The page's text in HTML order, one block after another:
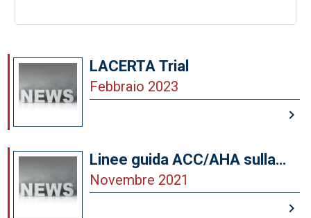
LACERTA Trial
Febbraio 2023
keyboard_arrow_right
Linee guida ACC/AHA sulla
valutazione e diagnosi del
dolore toracico
Novembre 2021
keyboard_arrow_right